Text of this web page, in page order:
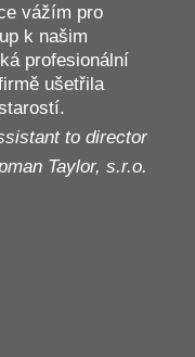
vážím pro
k našim
profesionální
ušetřila
to director
Taylor, s.r.o.